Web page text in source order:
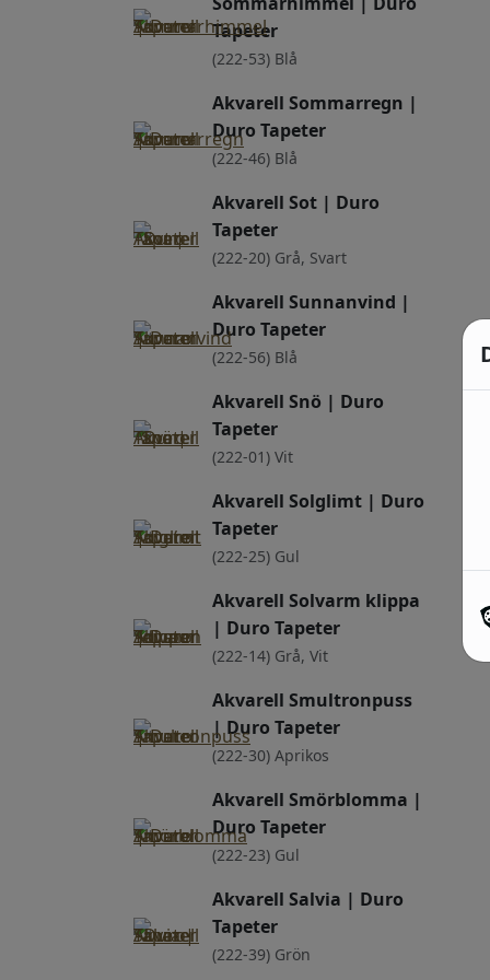
Tapeter
(222-53) Blå
Akvarell Sommarregn |
Duro Tapeter
(222-46) Blå
Akvarell Sot | Duro
Tapeter
(222-20) Grå, Svart
Akvarell Sunnanvind |
Duro Tapeter
(222-56) Blå
Akvarell Snö | Duro
Tapeter
(222-01) Vit
Akvarell Solglimt | Duro
Tapeter
(222-25) Gul
Akvarell Solvarm klippa
| Duro Tapeter
(222-14) Grå, Vit
Akvarell Smultronpuss
| Duro Tapeter
(222-30) Aprikos
Akvarell Smörblomma |
Duro Tapeter
(222-23) Gul
Akvarell Salvia | Duro
Tapeter
(222-39) Grön